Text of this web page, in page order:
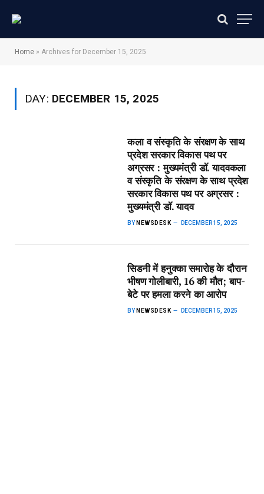
Home » Archives for December 15, 2025
DAY: DECEMBER 15, 2025
कला व संस्कृति के संरक्षण के साथ
प्रदेश सरकार विकास पथ पर
अग्रसर : मुख्यमंत्री डॉ. यादव​कला
व संस्कृति के संरक्षण के साथ प्रदेश
सरकार विकास पथ पर अग्रसर :
मुख्यमंत्री डॉ. यादव
BY NEWSDESK DECEMBER 15, 2025
सिडनी में हनुक्का समारोह के दौरान
भीषण गोलीबारी, 16 की मौत; बाप-
बेटे पर हमला करने का आरोप
BY NEWSDESK DECEMBER 15, 2025